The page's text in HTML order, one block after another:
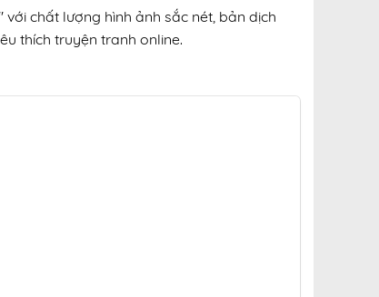
chất lượng hình ảnh sắc nét, bản dịch
thích truyện tranh online.